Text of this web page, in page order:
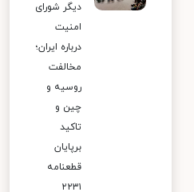
دیگر شورای
امنیت
درباره ایران؛
مخالفت
روسیه و
چین و
تاکید
برپایان
قطعنامه
۲۲۳۱